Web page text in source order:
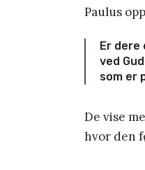
Paulus
Er
ved
som er
De vise
hvor den